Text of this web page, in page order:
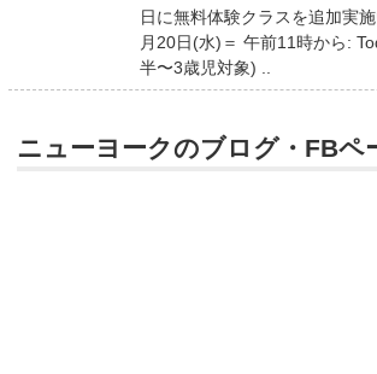
日に無料体験クラスを追加実
月20日(水)＝ 午前11時から:
半〜3歳児対象) ..
ニューヨークのブログ・FBペ